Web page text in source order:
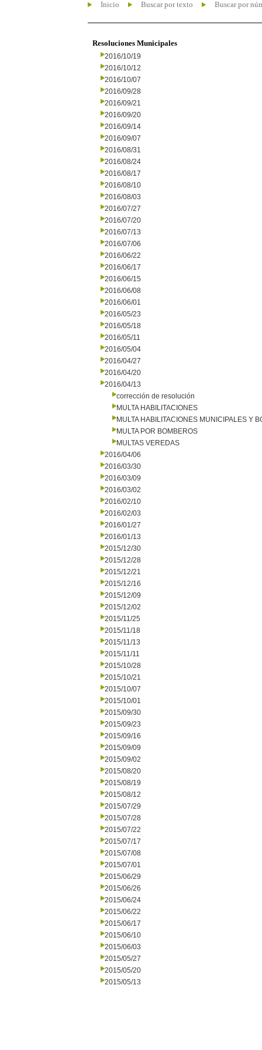
Inicio Buscar por texto Buscar por
Resoluciones Municipales
2016/10/19
2016/10/12
2016/10/07
2016/09/28
2016/09/21
2016/09/20
2016/09/14
2016/09/07
2016/08/31
2016/08/24
2016/08/17
2016/08/10
2016/08/03
2016/07/27
2016/07/20
2016/07/13
2016/07/06
2016/06/22
2016/06/17
2016/06/15
2016/06/08
2016/06/01
2016/05/23
2016/05/18
2016/05/11
2016/05/04
2016/04/27
2016/04/20
2016/04/13
corrección de resolución
MULTA HABILITACIONES
MULTA HABILITACIONES MUNICIPALES Y
MULTA POR BOMBEROS
MULTAS VEREDAS
2016/04/06
2016/03/30
2016/03/09
2016/03/02
2016/02/10
2016/02/03
2016/01/27
2016/01/13
2015/12/30
2015/12/28
2015/12/21
2015/12/16
2015/12/09
2015/12/02
2015/11/25
2015/11/18
2015/11/13
2015/11/11
2015/10/28
2015/10/21
2015/10/07
2015/10/01
2015/09/30
2015/09/23
2015/09/16
2015/09/09
2015/09/02
2015/08/20
2015/08/19
2015/08/12
2015/07/29
2015/07/28
2015/07/22
2015/07/17
2015/07/08
2015/07/01
2015/06/29
2015/06/26
2015/06/24
2015/06/22
2015/06/17
2015/06/10
2015/06/03
2015/05/27
2015/05/20
2015/05/13